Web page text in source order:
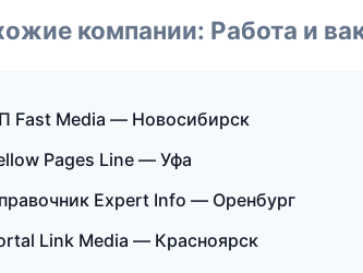
компании: Работа и
Fast Media — Новосибирск
Pages Line — Уфа
Expert Info — Оренбург
Link Media — Красноярск